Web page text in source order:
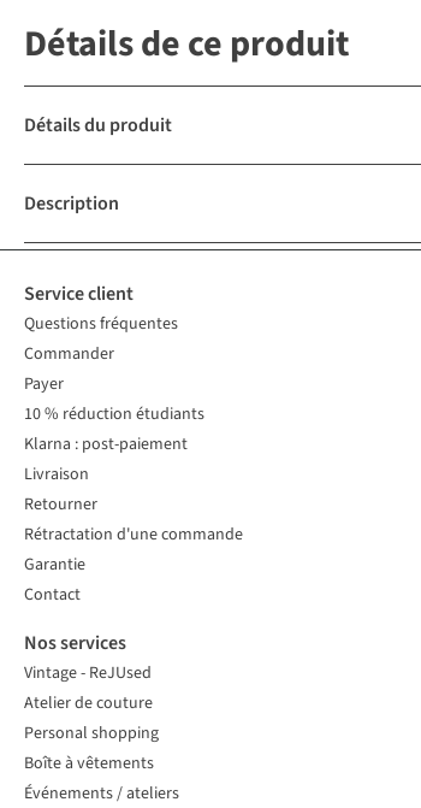
Détails de ce produit
Détails du produit
Description
Service client
Questions fréquentes
Commander
Payer
10 % réduction étudiants
Klarna : post-paiement
Livraison
Retourner
Rétractation d'une commande
Garantie
Contact
Nos services
Vintage - ReJUsed
Atelier de couture
Personal shopping
Boîte à vêtements
Événements / ateliers